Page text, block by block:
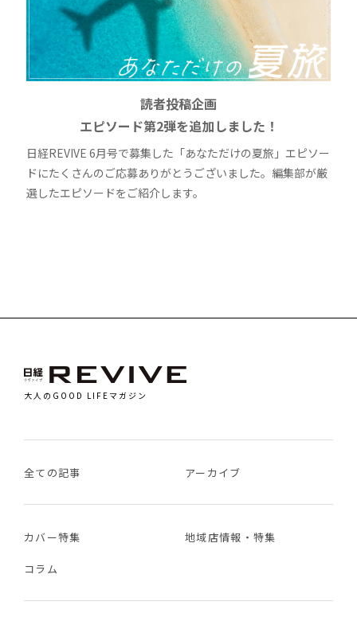
読者投稿企画
エピソード第2弾を追加しました！
日経REVIVE 6月号で募集した「あなただけの夏旅」エピソー
ドにたくさんのご応募ありがとうございました。編集部が厳
選したエピソードをご紹介します。
大人のGOOD LIFEマガジン
全ての記事 アーカイブ
カバー特集 地域店情報・特集
コラム